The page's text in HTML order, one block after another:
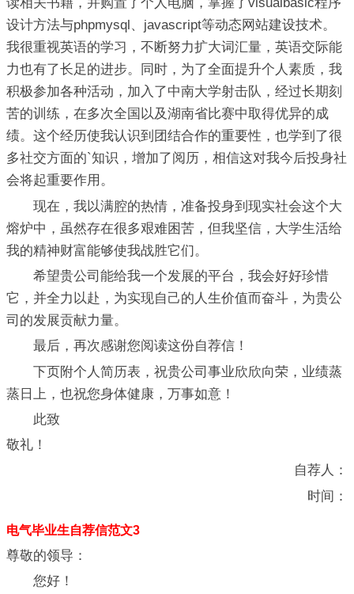
设计方法与phpmysql、javascript等动态网站建设技术。
我很重视英语的学习，不断努力扩大词汇量，英语交际能
力也有了长足的进步。同时，为了全面提升个人素质，我
积极参加各种活动，加入了中南大学射击队，经过长期刻
苦的训练，在多次全国以及湖南省比赛中取得优异的成
绩。这个经历使我认识到团结合作的重要性，也学到了很
多社交方面的`知识，增加了阅历，相信这对我今后投身社
会将起重要作用。
现在，我以满腔的热情，准备投身到现实社会这个大
熔炉中，虽然存在很多艰难困苦，但我坚信，大学生活给
我的精神财富能够使我战胜它们。
希望贵公司能给我一个发展的平台，我会好好珍惜
它，并全力以赴，为实现自己的人生价值而奋斗，为贵公
司的发展贡献力量。
最后，再次感谢您阅读这份自荐信！
下页附个人简历表，祝贵公司事业欣欣向荣，业绩蒸
蒸日上，也祝您身体健康，万事如意！
此致
敬礼！
自荐人：
时间：
电气毕业生自荐信范文3
尊敬的领导：
您好！